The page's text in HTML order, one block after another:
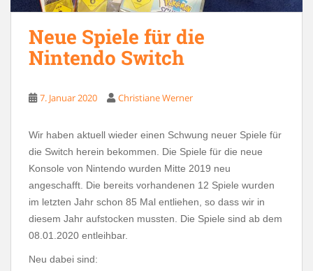
Neue Spiele für die
Nintendo Switch
7. Januar 2020 Christiane Werner
Wir haben aktuell wieder einen Schwung neuer Spiele für
die Switch herein bekommen. Die Spiele für die neue
Konsole von Nintendo wurden Mitte 2019 neu
angeschafft. Die bereits vorhandenen 12 Spiele wurden
im letzten Jahr schon 85 Mal entliehen, so dass wir in
diesem Jahr aufstocken mussten. Die Spiele sind ab dem
08.01.2020 entleihbar.
Neu dabei sind: